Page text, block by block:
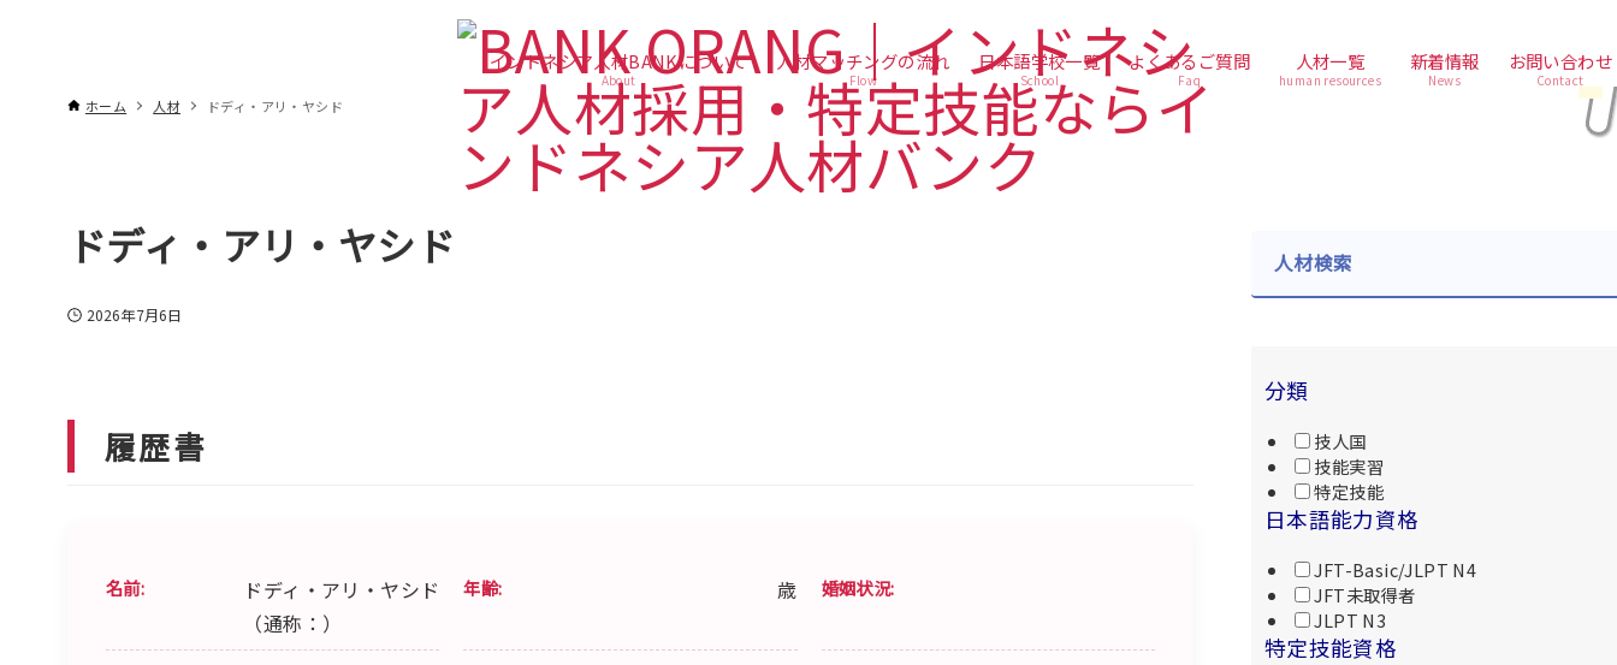
インドネシア人材BANKについて
About
人材マッチングの流れ
Flow
日本語学校一覧
School
よくあるご質問
Faq
人材一覧
human resources
新着情報
News
お問い合わせ
Contact
ホーム 人材 ドディ・アリ・ヤシド
ドディ・アリ・ヤシド
2026年7月6日
履歴書
名前:
ドディ・アリ・ヤシド
（通称：）
年齢: 歳 婚姻状況:
人材検索
分類
技人国
技能実習
特定技能
日本語能力資格
JFT-Basic/JLPT N4
JFT未取得者
JLPT N3
特定技能資格